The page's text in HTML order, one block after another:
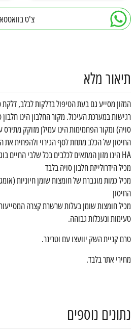
צ'ט
תיאור מלא
המזון מסייע גם בעת הטיפול בדלקות לבלב, דלקת
רגישות במערכת העיכול. מקור החלבון הינו חלבון
סויה) ומקור הפחמימות הינו עמילן מזוקק
החיסון של הכלב מתחת לסף הגירוי ולהפחית את
HA הינו מזון המתאים לכלבים בכל שלבי החיים בוגרים וגורים כאחד.
מכיל הידרולייזת חלבון סויה בלבד
החיסון
מכיל חומצות שומן בעלות שרשרת קצרה
טעימות ונעכלות גבוהה.
טרם קניית השק יוועצו עם וטרינר.
מחירי אתר בלבד.
נתונים נוספים